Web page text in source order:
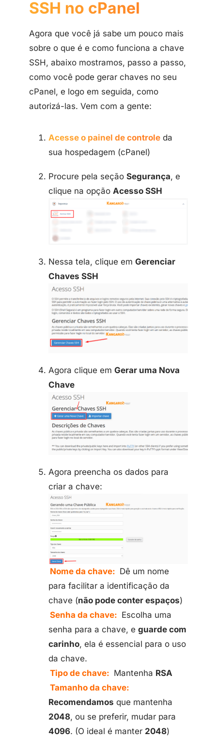
SSH no cPanel
Agora que você já sabe um pouco mais
sobre o que é e como funciona a chave
SSH, abaixo mostramos, passo a passo,
como você pode gerar chaves no seu
cPanel, e logo em seguida, como
autorizá-las. Vem com a gente:
Acesse o painel de controle da
sua hospedagem (cPanel)
Procure pela seção Segurança, e
clique na opção Acesso SSH
Nessa tela, clique em Gerenciar
Chaves SSH
Agora clique em Gerar uma Nova
Chave
Agora preencha os dados para
criar a chave:
Nome da chave: Dê um nome
para facilitar a identificação da
chave (não pode conter espaços)
Senha da chave: Escolha uma
senha para a chave, e guarde com
carinho, ela é essencial para o uso
da chave.
Tipo de chave: Mantenha RSA
Tamanho da chave:
Recomendamos que mantenha
2048, ou se preferir, mudar para
4096. (O ideal é manter 2048)